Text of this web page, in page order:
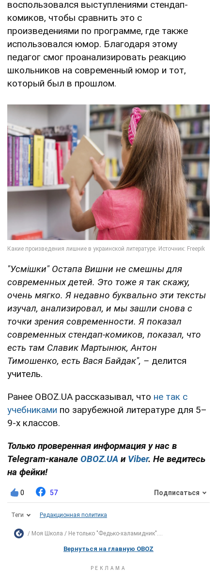
воспользовался выступлениями стендап-
комиков, чтобы сравнить это с
произведениями по программе, где также
использовался юмор. Благодаря этому
педагог смог проанализировать реакцию
школьников на современный юмор и тот,
который был в прошлом.
"Усмішки" Остапа Вишни не смешны для
современных детей. Это тоже я так скажу,
очень мягко. Я недавно буквально эти тексты
изучал, анализировал, и мы зашли снова с
точки зрения современности. Я показал
современных стендап-комиков, показал, что
есть там Славик Мартынюк, Антон
Тимошенко, есть Вася Байдак", – делится
учитель.
Ранее OBOZ.UA рассказывал, что не так с
учебниками по зарубежной литературе для 5–
9-х классов.
Только проверенная информация у нас в
Telegram-канале OBOZ.UA и Viber. Не ведитесь
на фейки!
0 57 Подписаться
Теги Редакционная политика
Моя Школа Не только "Федько-халамидник"....
Вернуться на главную OBOZ